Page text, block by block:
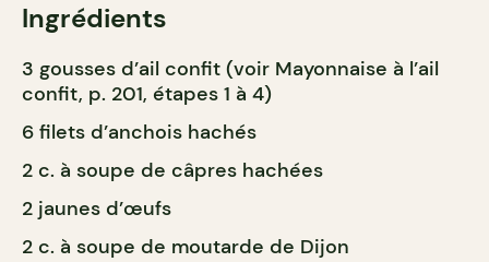
Ingrédients
3 gousses d’ail confit (voir Mayonnaise à l’ail
confit, p. 201, étapes 1 à 4)
6 filets d’anchois hachés
2 c. à soupe de câpres hachées
2 jaunes d’œufs
2 c. à soupe de moutarde de Dijon